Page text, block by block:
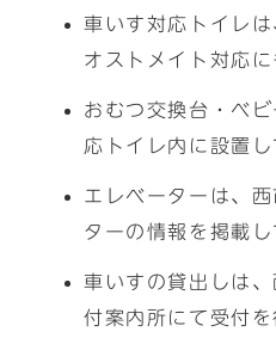
車いす対応トイレ
オストメイト対応に
おむつ交換台・ベ
応トイレ内に設置し
エレベーターは、
ターの情報を掲載し
車いすの貸出しは
付案内所にて受付を